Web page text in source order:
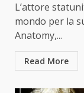
L’attore
mondo per la
Anatomy,...
Read More